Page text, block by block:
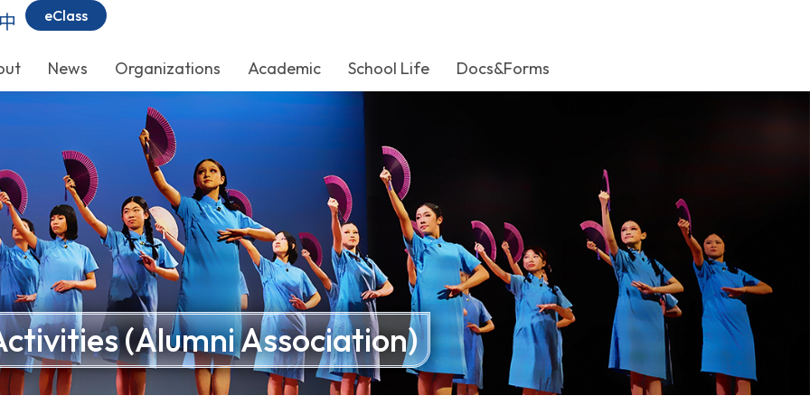
eClass
News Organizations Academic School Life Docs&Forms
(Alumni Association)